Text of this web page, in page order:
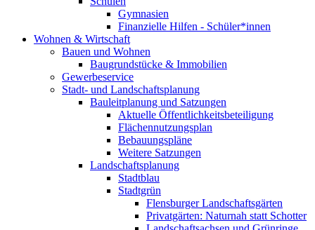
Gymnasien
Finanzielle Hilfen - Schüler*innen
Wohnen & Wirtschaft
Bauen und Wohnen
Baugrundstücke & Immobilien
Gewerbeservice
Stadt- und Landschaftsplanung
Bauleitplanung und Satzungen
Aktuelle Öffentlichkeitsbeteiligung
Flächennutzungsplan
Bebauungspläne
Weitere Satzungen
Landschaftsplanung
Stadtblau
Stadtgrün
Flensburger Landschaftsgärten
Privatgärten: Naturnah statt Schotter